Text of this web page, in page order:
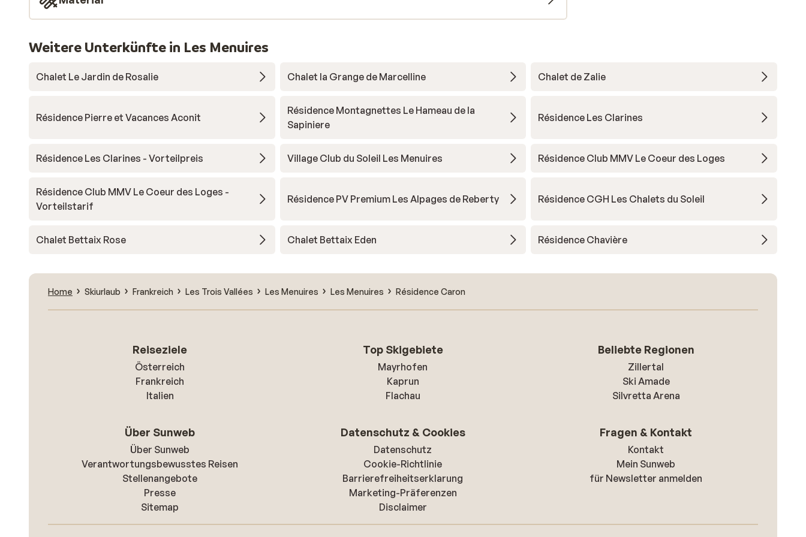
Weitere Unterkünfte in Les Menuires
Chalet Le Jardin de Rosalie Chalet la Grange de Marcelline Chalet de Zalie
Résidence Pierre et Vacances Aconit
Résidence Montagnettes Le Hameau de la
Sapiniere
Résidence Les Clarines
Résidence Les Clarines - Vorteilpreis Village Club du Soleil Les Menuires Résidence Club MMV Le Coeur des Loges
Résidence Club MMV Le Coeur des Loges -
Vorteilstarif
Résidence PV Premium Les Alpages de Reberty Résidence CGH Les Chalets du Soleil
Chalet Bettaix Rose Chalet Bettaix Eden Résidence Chavière
Home Skiurlaub Frankreich Les Trois Vallées Les Menuires Les Menuires Résidence Caron
Reiseziele
Österreich
Frankreich
Italien
Top Skigebiete
Mayrhofen
Kaprun
Flachau
Beliebte Regionen
Zillertal
Ski Amade
Silvretta Arena
Über Sunweb
Über Sunweb
Verantwortungsbewusstes Reisen
Stellenangebote
Presse
Sitemap
Datenschutz & Cookies
Datenschutz
Cookie-Richtlinie
Barrierefreiheitserklarung
Marketing-Präferenzen
Disclaimer
Fragen & Kontakt
Kontakt
Mein Sunweb
für Newsletter anmelden